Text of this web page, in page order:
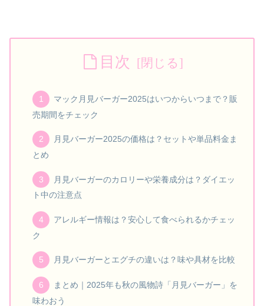
目次
マック月見バーガー2025はいつからいつまで？販
売期間をチェック
月見バーガー2025の価格は？セットや単品料金ま
とめ
月見バーガーのカロリーや栄養成分は？ダイエッ
ト中の注意点
アレルギー情報は？安心して食べられるかチェッ
ク
月見バーガーとエグチの違いは？味や具材を比較
まとめ｜2025年も秋の風物詩「月見バーガー」を
味わおう